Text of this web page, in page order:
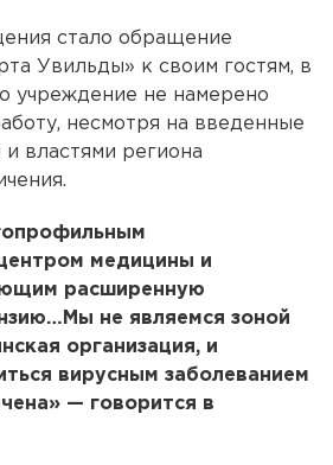
стало обращение
Увильды» к своим гостям, в
учреждение не намерено
несмотря на введенные
властями региона
медицины и
расширенную
не являемся зоной
организация, и
вирусным заболеванием
— говорится в